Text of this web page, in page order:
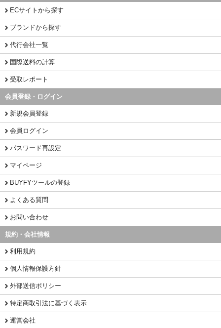
ECサイトから探す
ブランドから探す
代行会社一覧
国際送料の計算
受取レポート
会員登録・ログイン
新規会員登録
会員ログイン
パスワード再設定
マイページ
BUYFYツールの登録
よくある質問
お問い合わせ
規約・会社情報
利用規約
個人情報保護方針
外部送信ポリシー
特定商取引法に基づく表示
運営会社